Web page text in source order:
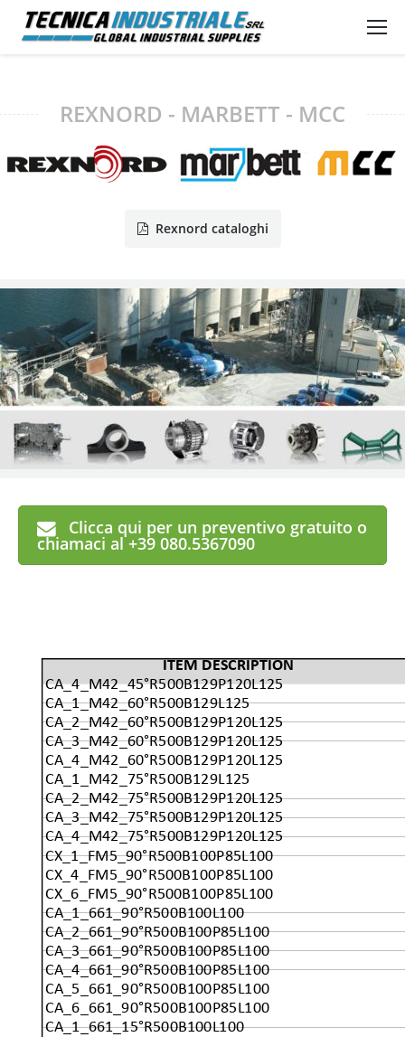
REXNORD - MARBETT - MCC
Rexnord cataloghi
Clicca qui per un preventivo gratuito o
chiamaci al +39 080.5367090
ITEM DESCRIPTION
CA_4_M42_45°R500B129P120L125
CA_1_M42_60°R500B129L125
CA_2_M42_60°R500B129P120L125
CA_3_M42_60°R500B129P120L125
CA_4_M42_60°R500B129P120L125
CA_1_M42_75°R500B129L125
CA_2_M42_75°R500B129P120L125
CA_3_M42_75°R500B129P120L125
CA_4_M42_75°R500B129P120L125
CX_1_FM5_90°R500B100P85L100
CX_4_FM5_90°R500B100P85L100
CX_6_FM5_90°R500B100P85L100
CA_1_661_90°R500B100L100
CA_2_661_90°R500B100P85L100
CA_3_661_90°R500B100P85L100
CA_4_661_90°R500B100P85L100
CA_5_661_90°R500B100P85L100
CA_6_661_90°R500B100P85L100
CA_1_661_15°R500B100L100